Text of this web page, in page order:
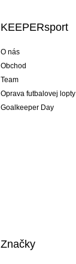
KEEPERsport
O nás
Obchod
Team
Oprava futbalovej lopty
Goalkeeper Day
Značky